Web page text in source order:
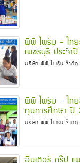
พีพี ไพร์ม - ไทย
เพชรบุรี ประจ
บริษัท พีพี ไพร์ม จำกั
พีพี ไพร์ม - ไทย
ทุนการศึกษา ปี
บริษัท พีพี ไพร์ม จำกั
อินเตอร์ กรุ๊ป แ